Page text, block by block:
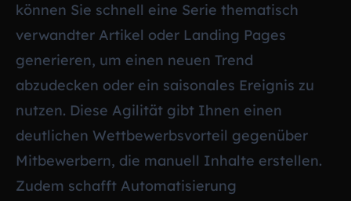
können Sie schnell eine Serie thematisch
verwandter Artikel oder Landing Pages
generieren, um einen neuen Trend
abzudecken oder ein saisonales Ereignis zu
nutzen. Diese Agilität gibt Ihnen einen
deutlichen Wettbewerbsvorteil gegenüber
Mitbewerbern, die manuell Inhalte erstellen.
Zudem schafft Automatisierung